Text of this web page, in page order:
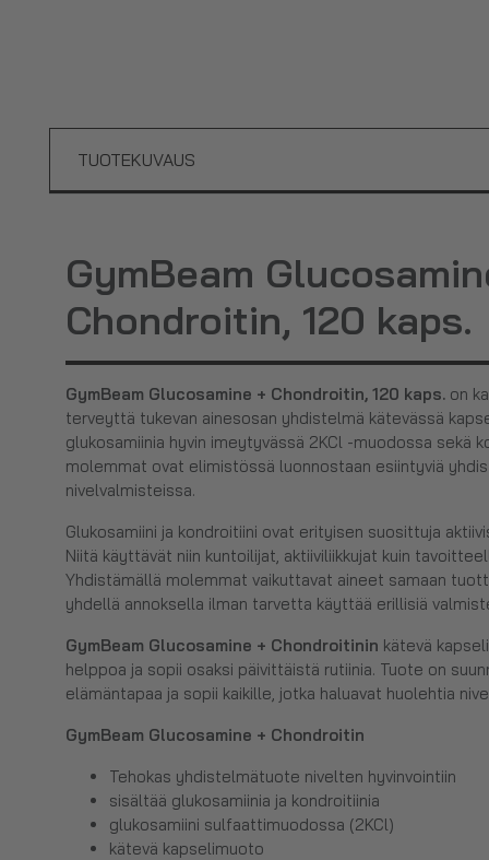
TUOTEKUVAUS
GymBeam
Chondroitin, 120 kaps.
GymBeam Glucosamine + Chondroitin, 120 kaps. on
terveyttä tukevan ainesosan yhdistelmä kätevässä
glukosamiinia hyvin imeytyvässä 2KCl -muodossa sekä
molemmat ovat elimistössä luonnostaan esiintyviä
nivelvalmisteissa.
Glukosamiini ja kondroitiini ovat erityisen suosittuja
Niitä käyttävät niin kuntoilijat, aktiiviliikkujat kuin
Yhdistämällä molemmat vaikuttavat aineet samaan
yhdellä annoksella ilman tarvetta käyttää erillisiä
GymBeam Glucosamine + Chondroitinin kätevä
helppoa ja sopii osaksi päivittäistä rutiinia. Tuote on
elämäntapaa ja sopii kaikille, jotka haluavat huolehtia
GymBeam Glucosamine + Chondroitin
Tehokas yhdistelmätuote nivelten hyvinvointiin
sisältää glukosamiinia ja kondroitiinia
glukosamiini sulfaattimuodossa (2KCl)
kätevä kapselimuoto